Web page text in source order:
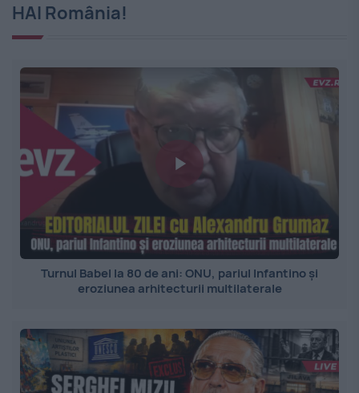
HAI România!
Turnul Babel la 80 de ani: ONU, pariul Infantino și
eroziunea arhitecturii multilaterale